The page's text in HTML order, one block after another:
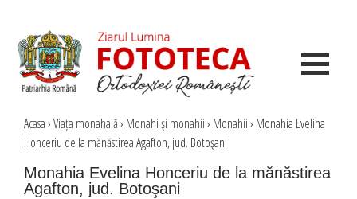
Acasa›Viața monahală› Monahi şi monahii› Monahii› Monahia Evelina
Honceriu de la mănăstirea Agafton, jud. Botoşani
Monahia Evelina Honceriu de la mănăstirea
Agafton, jud. Botoşani